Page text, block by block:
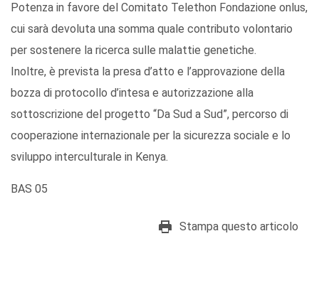
Potenza in favore del Comitato Telethon Fondazione onlus,
cui sarà devoluta una somma quale contributo volontario
per sostenere la ricerca sulle malattie genetiche.
Inoltre, è prevista la presa d’atto e l’approvazione della
bozza di protocollo d’intesa e autorizzazione alla
sottoscrizione del progetto “Da Sud a Sud”, percorso di
cooperazione internazionale per la sicurezza sociale e lo
sviluppo interculturale in Kenya.
BAS 05
Stampa questo articolo